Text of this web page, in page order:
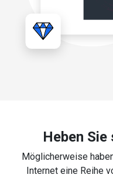
Heben
Möglicherweise
Internet eine Reihe